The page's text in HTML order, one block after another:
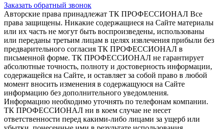
Заказать обратный звонок
Авторские права принадлежат ТК ПРОФЕССИОНАЛ Все
права защищены. Никакие содержащиеся на Сайте материалы
или их часть не могут быть воспроизведены, использованы
или переданы третьим лицам в целях извлечения прибыли без
предварительного согласия ТК ПРОФЕССИОНАЛ в
письменной форме. ТК ПРОФЕССИОНАЛ не гарантирует
абсолютные точность, полноту и достоверность информации,
содержащейся на Сайте, и оставляет за собой право в любой
момент вносить изменения в содержащуюся на Сайте
информацию без дополнительного уведомления.
Информацию необходимо уточнять по телефонам компании.
ТК ПРОФЕССИОНАЛ ни в коем случае не несет
ответственности перед какими-либо лицами за ущерб или